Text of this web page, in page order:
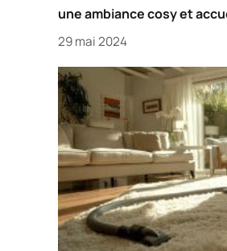
une ambiance cosy et
29 mai 2024